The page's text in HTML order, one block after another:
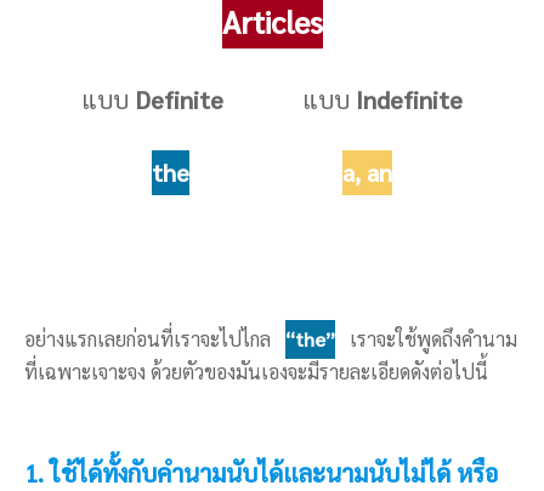
Articles
แบบ Definite แบบ Indefinite
the a, an
อย่างแรกเลยก่อนที่เราจะไปไกล “the”
เราจะใช้พูดถึงคำนาม
ที่เฉพาะเจาะจง ด้วยตัวของมันเองจะมีรายละเอียดดังต่อไปนี้
1. ใช้ได้ทั้งกับคำนามนับได้และนามนับไม่ได้ หรือ